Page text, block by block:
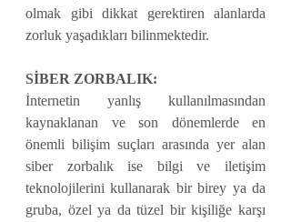
olmak gibi dikkat gerektiren alanlarda
zorluk yaşadıkları bilinmektedir.
SİBER ZORBALIK:
İnternetin yanlış kullanılmasından
kaynaklanan ve son dönemlerde en
önemli bilişim suçları arasında yer alan
siber zorbalık ise bilgi ve iletişim
teknolojilerini kullanarak bir birey ya da
gruba, özel ya da tüzel bir kişiliğe karşı